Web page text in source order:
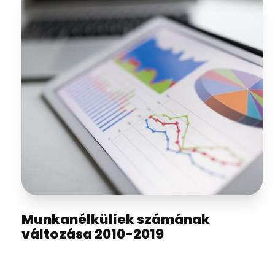
Munkanélküliek számának
változása 2010-2019